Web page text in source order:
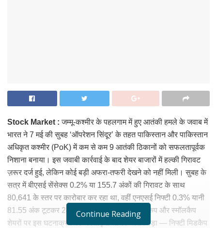
Stock Market : जम्मू-कश्मीर के पहलगाम में हुए आतंकी हमले के जवाब में
भारत ने 7 मई की सुबह ‘ऑपरेशन सिंदूर’ के तहत पाकिस्तान और पाकिस्तान
अधिकृत कश्मीर (PoK) में कम से कम 9 आतंकी ठिकानों को सफलतापूर्वक
निशाना बनाया। इस जवाबी कार्रवाई के बाद शेयर बाजारों में हल्की गिरावट
ज़रूर दर्ज हुई, लेकिन कोई बड़ी अफरा-तफरी देखने को नहीं मिली। सुबह के
सत्र में बीएसई सेंसेक्स 0.2% या 155.7 अंकों की गिरावट के साथ
80,641 के स्तर पर कारोबार कर रहा था, वहीं एनएसई निफ्टी 0.3% यानी
81.55 अंक टूटकर 24,379 तक फिसल गया। मिडकैप और स्मॉलकैप
शेयरों पर इस घटनाक्रम का अपेक्षाकृत अधिक असर पड़ा — निफ्टी मिडकैप
Continue Reading